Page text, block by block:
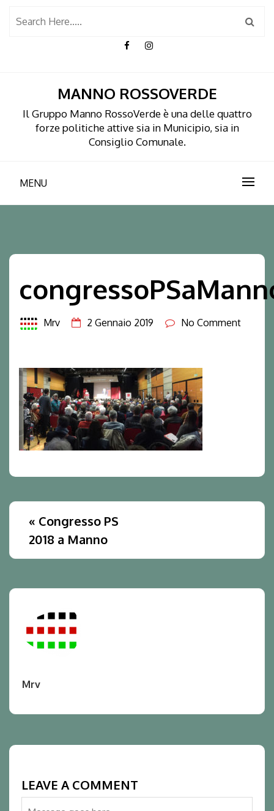
MANNO ROSSOVERDE
Il Gruppo Manno RossoVerde è una delle quattro
forze politiche attive sia in Municipio, sia in
Consiglio Comunale.
MENU
Mrv 2 Gennaio 2019 No Comment
« Congresso PS
2018 a Manno
Mrv
LEAVE A COMMENT